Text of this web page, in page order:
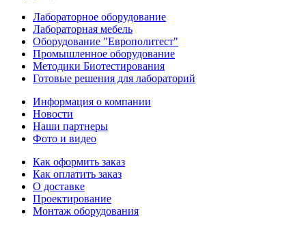
Лабораторное оборудование
Лабораторная мебель
Оборудование "Европолитест"
Промышленное оборудование
Методики Биотестирования
Готовые решения для лабораторий
Информация о компании
Новости
Наши партнеры
Фото и видео
Как оформить заказ
Как оплатить заказ
О доставке
Проектирование
Монтаж оборудования